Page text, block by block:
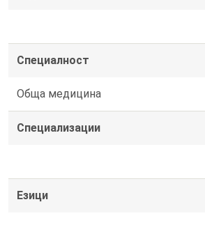
Специалност
Обща медицина
Специализации
Езици